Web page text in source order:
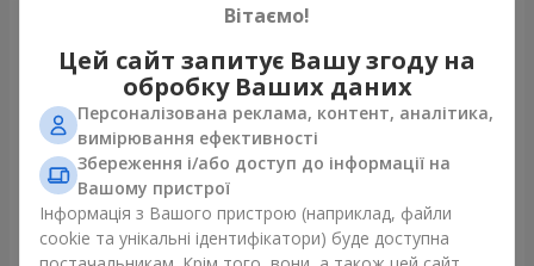
101 червона троянда
9 744 грн
Замовити
Букет "Серце - серцю"
Замовити
Вітаємо!
Цей сайт запитує Вашу згоду на
обробку Ваших даних
Персоналізована реклама, контент, аналітика,
вимірювання ефективності
Збереження і/або доступ до інформації на
Вашому пристрої
Інформація з Вашого пристрою (наприклад, файли
cookie та унікальні ідентифікатори) буде доступна